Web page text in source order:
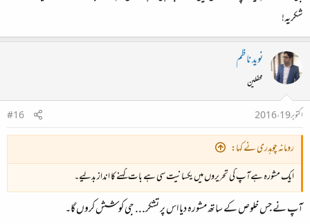
شکریہ!
نوید ناظم
محفلین
اکتوبر 19، 2016
#16
رومانہ چوہدری نے کہا:
ایک مشورہ ہےآپ کی تحریروں میں یکسانیت سی ہے بات کہنے کا انداز بدلیے۔
آپ نے جس خلوص کے ساتھ مشورہ دیا اس پر تشکر... جی کوشش کروں گا۔